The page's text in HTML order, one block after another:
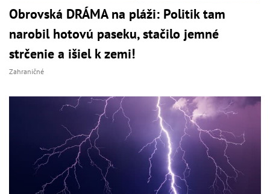
Obrovská DRÁMA na pláži: Politik tam
narobil hotovú paseku, stačilo jemné
strčenie a išiel k zemi!
Zahraničné